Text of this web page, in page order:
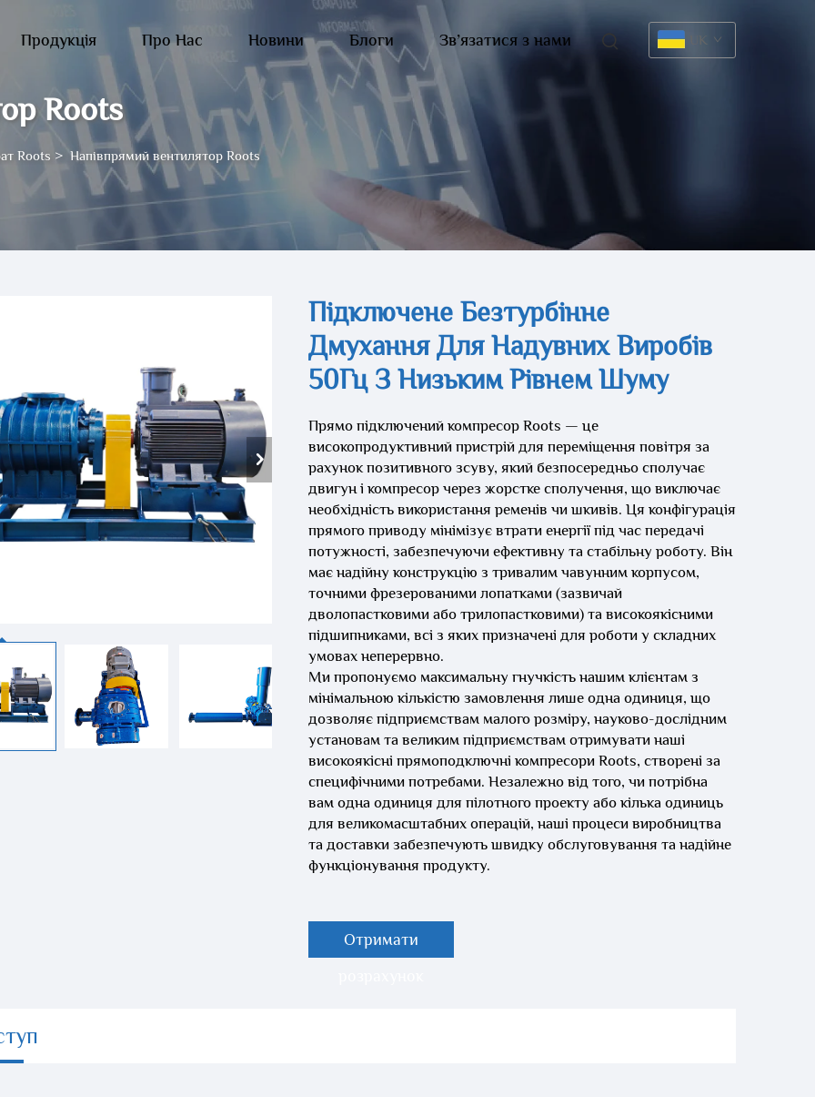
Продукція Про Нас Новини Блоги Зв’язатися з нами UK
Roots
Roots > Напівпрямий вентилятор Roots
Підключене Безтурбінне
Дмухання Для Надувних Виробів
50Гц З Низьким Рівнем Шуму
Прямо підключений компресор Roots — це
високопродуктивний пристрій для переміщення повітря за
рахунок позитивного зсуву, який безпосередньо сполучає
двигун і компресор через жорстке сполучення, що виключає
необхідність використання ременів чи шкивів. Ця конфігурація
прямого приводу мінімізує втрати енергії під час передачі
потужності, забезпечуючи ефективну та стабільну роботу. Він
має надійну конструкцію з тривалим чавунним корпусом,
точними фрезерованими лопатками (зазвичай
дволопастковими або трилопастковими) та високоякісними
підшипниками, всі з яких призначені для роботи у складних
умовах неперервно.
Ми пропонуємо максимальну гнучкість нашим клієнтам з
мінімальною кількістю замовлення лише одна одиниця, що
дозволяє підприємствам малого розміру, науково-дослідним
установам та великим підприємствам отримувати наші
високоякісні прямоподключні компресори Roots, створені за
специфічними потребами. Незалежно від того, чи потрібна
вам одна одиниця для пілотного проекту або кілька одиниць
для великомасштабних операцій, наші процеси виробництва
та доставки забезпечують швидку обслуговування та надійне
функціонування продукту.
Отримати